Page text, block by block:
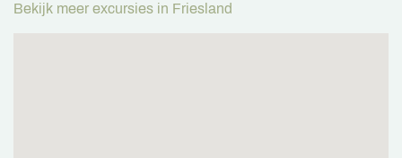
Bekijk meer excursies in Friesland